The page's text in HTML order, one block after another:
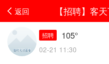
返回
招聘 105°
02-21 11:30